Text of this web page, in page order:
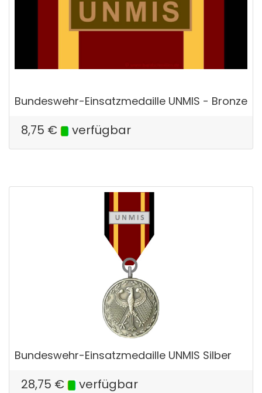
Bundeswehr-Einsatzmedaille UNMIS - Bronze
8,75 € verfügbar
Bundeswehr-Einsatzmedaille UNMIS Silber
28,75 € verfügbar